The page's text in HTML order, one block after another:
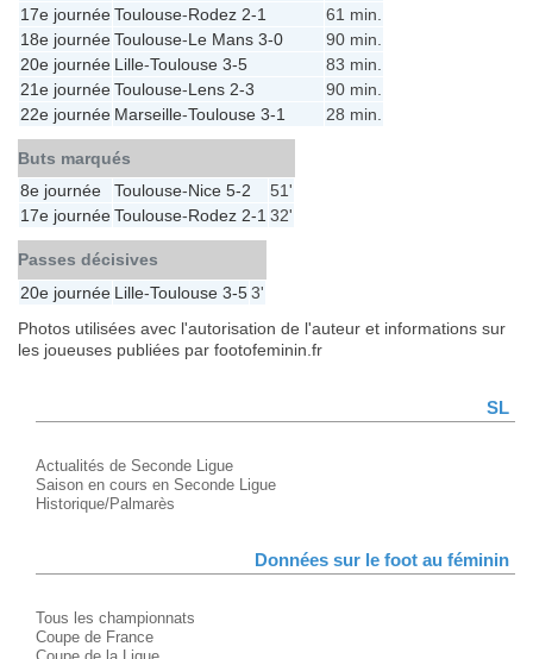
17e journéeToulouse-Rodez 2-1
61 min.
18e journéeToulouse-Le Mans 3-0
90 min.
20e journée Lille-Toulouse 3-5
83 min.
21e journéeToulouse-Lens 2-3
90 min.
22e journée Marseille-Toulouse 3-1 28 min.
Buts marqués
8e journée
Toulouse-Nice 5-2
51'
17e journéeToulouse-Rodez 2-1 32'
Passes décisives
20e journée Lille-Toulouse 3-53'
Photos utilisées avec l'autorisation de l'auteur et informations sur
les joueuses publiées par footofeminin.fr
SL
Actualités de Seconde Ligue
Saison en cours en Seconde Ligue
Historique/Palmarès
Données sur le foot au féminin
Tous les championnats
Coupe de France